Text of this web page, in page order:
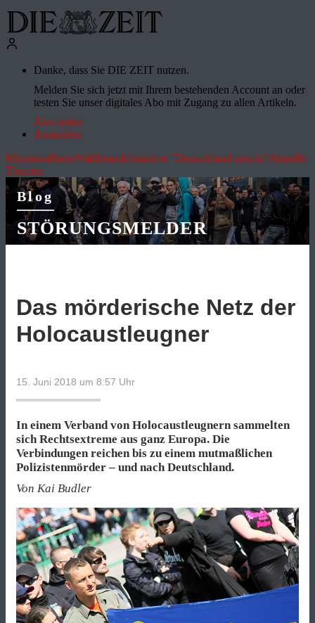
Danke, dass Sie DIE ZEIT nutzen.
Melden Sie sich jetzt mit Ihrem bestehenden Account an oder
testen Sie unser digitales Abo mit Zugang zu allen Artikeln.
Abo testen
Anmelden
MigrationRenteWaldbrändeInitiative "Deutschland spricht"Aktuelle
Themen
Blog
STÖRUNGSMELDER
Das mörderische Netz der
Holocaustleugner
15. Juni 2018 um 8:57 Uhr
In einem Verband von Holocaustleugnern sammelten
sich Rechtsextreme aus ganz Europa. Die
Verbindungen reichen bis zu einem mutmaßlichen
Polizistenmörder – und nach Deutschland.
Von Kai Budler